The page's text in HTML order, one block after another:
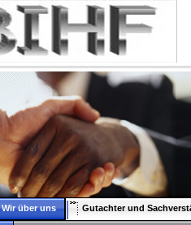
Wir über uns Gutachter und